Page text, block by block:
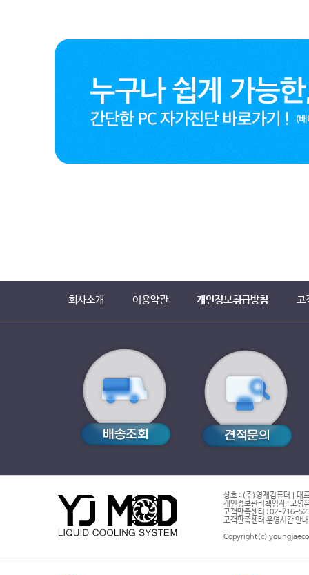
회사소개 이용약관 개인정보취급방침 고
상호 : (주)영재컴퓨터 | 대
개인정보관리책임자 : 고영
고객만족센터 : 02-716-
고객만족센터 운영시간 안
Copyright(c)